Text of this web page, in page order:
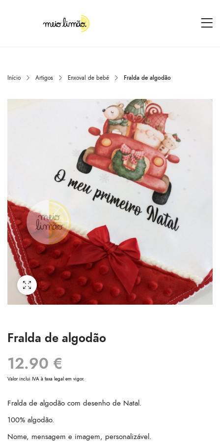
Início Artigos Enxoval de bebé Fralda de algodão
Fralda de algodão
12.90 €
Valor inclui IVA à taxa legal em vigor.
Fralda de algodão com desenho de Natal.
100% algodão.
Nome, mensagem e imagem, personalizável.